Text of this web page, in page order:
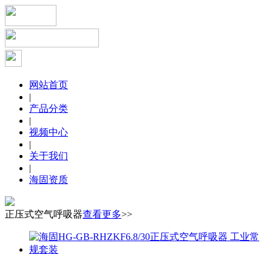
网站首页
|
产品分类
|
视频中心
|
关于我们
|
海固资质
正压式空气呼吸器查看更多>>